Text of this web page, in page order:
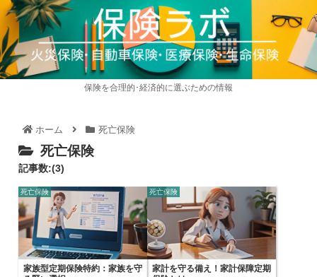
保険を合理的･経済的に選ぶための情報
ホーム 死亡保険
死亡保険
記事数:(3)
死亡保険
家族型定期保険特約：家族を守
死亡保険
家計を守る備え！家計保障定期